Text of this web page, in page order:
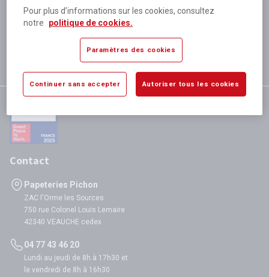
disponibles
Expédition le jour même
si validation avant 12h
satisfaction totale
Contact
Papeteries Pichon
ZAC l'Orme les Sources
750 rue Colonel Louis Lemaire
42340 VEAUCHE cedex
04 77 43 46 20
Lundi au jeudi de 8h à 17h30 et
le vendredi de 8h à 16h30
Pour plus d’informations sur les cookies, consultez
notre
politique de cookies.
Paramètres des cookies
Continuer sans accepter Autoriser tous les cookies